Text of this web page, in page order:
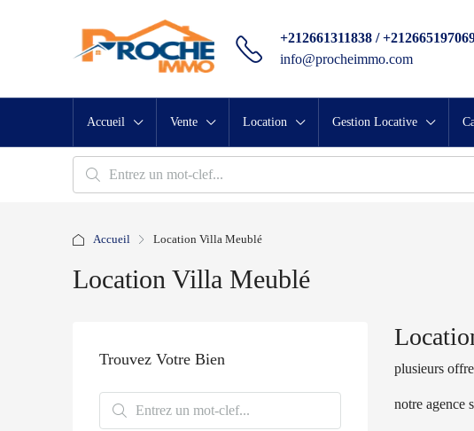
+212661311838 /
info@procheimmo.com
Accueil Vente Location Gestion Locative
Accueil Location Villa Meublé
Location Villa Meublé
plusieurs
notre agence
Trouvez Votre Bien